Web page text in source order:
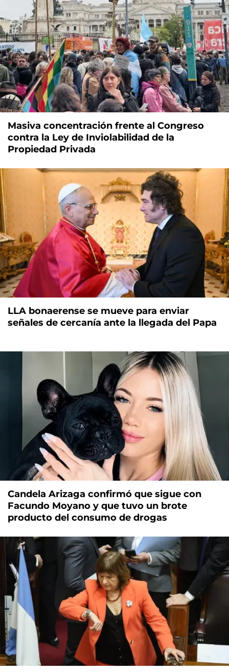
Masiva concentración frente al Congreso
contra la Ley de Inviolabilidad de la
Propiedad Privada
LLA bonaerense se mueve para enviar
señales de cercanía ante la llegada del Papa
Candela Arizaga confirmó que sigue con
Facundo Moyano y que tuvo un brote
producto del consumo de drogas